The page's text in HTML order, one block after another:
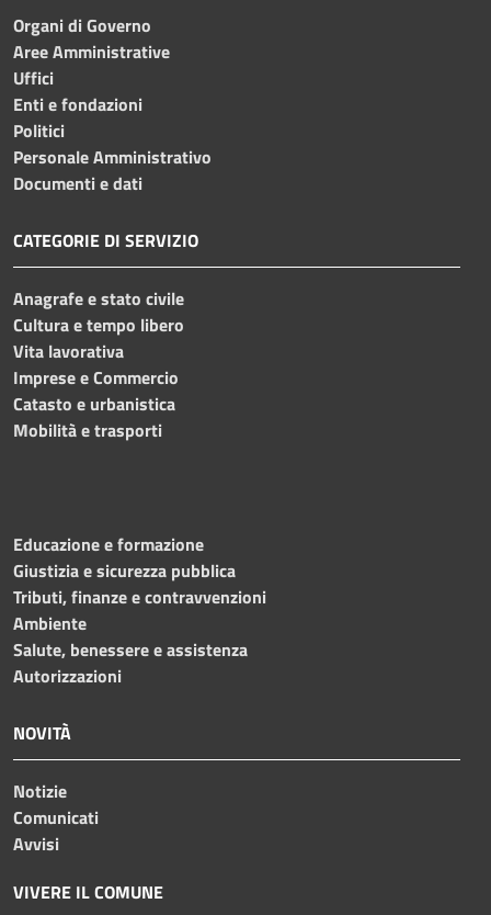
Organi di Governo
Aree Amministrative
Uffici
Enti e fondazioni
Politici
Personale Amministrativo
Documenti e dati
CATEGORIE DI SERVIZIO
Anagrafe e stato civile
Cultura e tempo libero
Vita lavorativa
Imprese e Commercio
Catasto e urbanistica
Mobilità e trasporti
Educazione e formazione
Giustizia e sicurezza pubblica
Tributi, finanze e contravvenzioni
Ambiente
Salute, benessere e assistenza
Autorizzazioni
NOVITÀ
Notizie
Comunicati
Avvisi
VIVERE IL COMUNE